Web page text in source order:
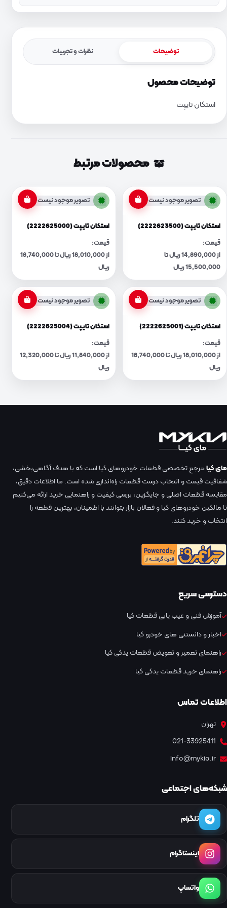
توضیحات نظرات و تجربیات
توضیحات محصول
استکان تایپت
محصولات مرتبط
تصویر موجود نیست
استکان تایپت (2222623500)
قیمت:
از 14,890,000 ریال تا
15,500,000 ریال
تصویر موجود نیست
استکان تایپت (2222625000)
قیمت:
از 18,010,000 ریال تا 18,740,000
ریال
تصویر موجود نیست
استکان تایپت (2222625001)
قیمت:
از 18,010,000 ریال تا 18,740,000
ریال
تصویر موجود نیست
استکان تایپت (2222625004)
قیمت:
از 11,840,000 ریال تا 12,320,000
ریال
مای کیامرجع تخصصی قطعات خودروهای کیا است که با هدف آگاهی‌بخشی،
شفافیت قیمت و انتخاب درست قطعات راه‌اندازی شده است. ما اطلاعات دقیق،
مقایسه قطعات اصلی و جایگزین، بررسی کیفیت و راهنمایی خرید ارائه می‌کنیم
تا مالکین خودروهای کیا و فعالان بازار بتوانند با اطمینان، بهترین قطعه را
انتخاب و خرید کنند.
دسترسی سریع
آموزش فنی و عیب یابی قطعات کیا
اخبار و دانستنی های خودرو کیا
راهنمای تعمیر و تعویض قطعات یدکی کیا
راهنمای خرید قطعات یدکی کیا
اطلاعات تماس
تهران
021-33925411
info@mykia.ir
شبکه‌های اجتماعی
تلگرام
اینستاگرام
واتساپ